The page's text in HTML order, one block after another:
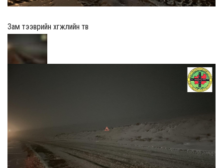
Зам тээврийн хөгжлийн төв